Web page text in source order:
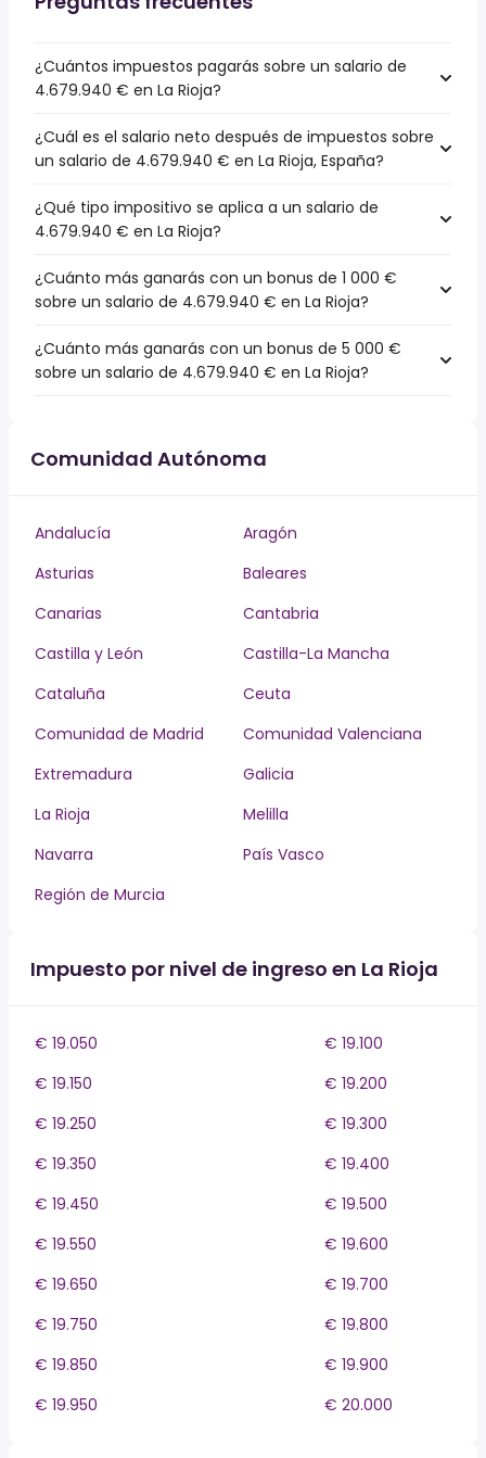
¿Cuántos impuestos pagarás sobre un salario de
4.679.940 € en La Rioja?
¿Cuál es el salario neto después de impuestos sobre
un salario de 4.679.940 € en La Rioja, España?
¿Qué tipo impositivo se aplica a un salario de
4.679.940 € en La Rioja?
¿Cuánto más ganarás con un bonus de 1 000 €
sobre un salario de 4.679.940 € en La Rioja?
¿Cuánto más ganarás con un bonus de 5 000 €
sobre un salario de 4.679.940 € en La Rioja?
Comunidad Autónoma
Andalucía
Aragón
Asturias
Baleares
Canarias
Cantabria
Castilla y León
Castilla-La Mancha
Cataluña
Ceuta
Comunidad de Madrid
Comunidad Valenciana
Extremadura
Galicia
La Rioja
Melilla
Navarra
País Vasco
Región de Murcia
Impuesto por nivel de ingreso en La Rioja
€ 19.050
€ 19.100
€ 19.150
€ 19.200
€ 19.250
€ 19.300
€ 19.350
€ 19.400
€ 19.450
€ 19.500
€ 19.550
€ 19.600
€ 19.650
€ 19.700
€ 19.750
€ 19.800
€ 19.850
€ 19.900
€ 19.950
€ 20.000